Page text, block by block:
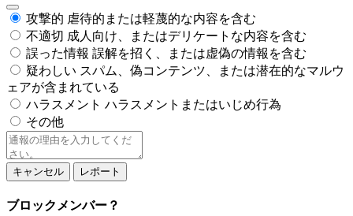
攻撃的 虐待的または軽蔑的な内容を含む
不適切 成人向け、またはデリケートな内容を含む
誤った情報 誤解を招く、または虚偽の情報を含む
疑わしい スパム、偽コンテンツ、または潜在的なマルウ
ェアが含まれている
ハラスメント ハラスメントまたはいじめ行為
その他
レ
ポ
ー
ノ
レポート
ブロックメンバー？